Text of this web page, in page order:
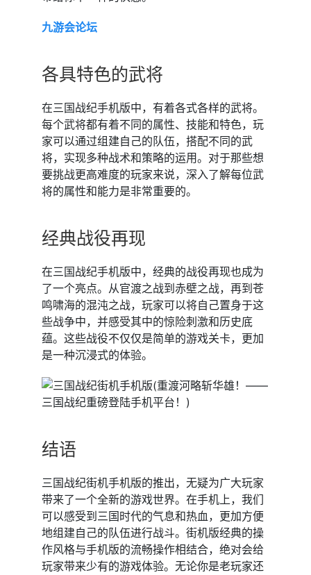
九游会论坛
各具特色的武将
在三国战纪手机版中，有着各式各样的武将。
每个武将都有着不同的属性、技能和特色，玩
家可以通过组建自己的队伍，搭配不同的武
将，实现多种战术和策略的运用。对于那些想
要挑战更高难度的玩家来说，深入了解每位武
将的属性和能力是非常重要的。
经典战役再现
在三国战纪手机版中，经典的战役再现也成为
了一个亮点。从官渡之战到赤壁之战，再到苍
鸣啸海的混沌之战，玩家可以将自己置身于这
些战争中，并感受其中的惊险刺激和历史底
蕴。这些战役不仅仅是简单的游戏关卡，更加
是一种沉浸式的体验。
结语
三国战纪街机手机版的推出，无疑为广大玩家
带来了一个全新的游戏世界。在手机上，我们
可以感受到三国时代的气息和热血，更加方便
地组建自己的队伍进行战斗。街机版经典的操
作风格与手机版的流畅操作相结合，绝对会给
玩家带来少有的游戏体验。无论你是老玩家还